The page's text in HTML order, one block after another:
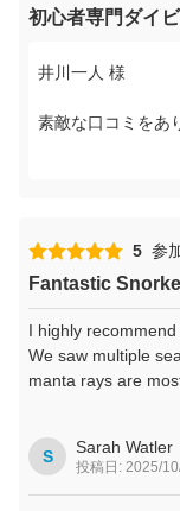
「大丈夫！絶対に
そのおかげでついに
海の中に潜れた瞬
カクレクマノミ（
かずや兄ちゃんや
るさと優しさに感
次は子どもたちも
最高の思い出と貴
初心者専門ダイ
井川一人 様
素敵な口コミをあ
この度はダイビ
一同とても嬉しく
ウミガメとの出会
の感動が伝わって
ももやかずやをは
たことを本当に
にいらしてくださ
またお会いできる
5 参
Fantastic
I highly
We saw multiple
manta rays are
were all very
come back.
S Sarah Watler
投稿日: 2025/